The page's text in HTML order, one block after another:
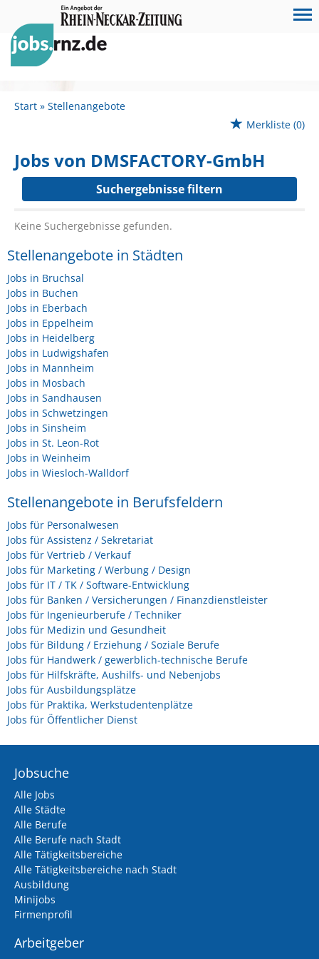
Start
Stellenangebote
Merkliste (0)
Jobs von DMSFACTORY-GmbH
Suchergebnisse filtern
Keine Suchergebnisse gefunden.
Stellenangebote in Städten
Jobs in Bruchsal
Jobs in Buchen
Jobs in Eberbach
Jobs in Eppelheim
Jobs in Heidelberg
Jobs in Ludwigshafen
Jobs in Mannheim
Jobs in Mosbach
Jobs in Sandhausen
Jobs in Schwetzingen
Jobs in Sinsheim
Jobs in St. Leon-Rot
Jobs in Weinheim
Jobs in Wiesloch-Walldorf
Stellenangebote in Berufsfeldern
Jobs für Personalwesen
Jobs für Assistenz / Sekretariat
Jobs für Vertrieb / Verkauf
Jobs für Marketing / Werbung / Design
Jobs für IT / TK / Software-Entwicklung
Jobs für Banken / Versicherungen / Finanzdienstleister
Jobs für Ingenieurberufe / Techniker
Jobs für Medizin und Gesundheit
Jobs für Bildung / Erziehung / Soziale Berufe
Jobs für Handwerk / gewerblich-technische Berufe
Jobs für Hilfskräfte, Aushilfs- und Nebenjobs
Jobs für Ausbildungsplätze
Jobs für Praktika, Werkstudentenplätze
Jobs für Öffentlicher Dienst
Jobsuche
Alle Jobs
Alle Städte
Alle Berufe
Alle Berufe nach Stadt
Alle Tätigkeitsbereiche
Alle Tätigkeitsbereiche nach Stadt
Ausbildung
Minijobs
Firmenprofil
Arbeitgeber